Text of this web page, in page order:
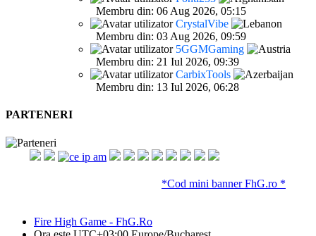
Membru din: 06 Aug 2026, 05:15
CrystalVibe
Membru din: 03 Aug 2026, 09:59
5GGMGaming
Membru din: 21 Iul 2026, 09:39
CarbixTools
Membru din: 13 Iul 2026, 06:28
PARTENERI
*Cod mini banner FhG.ro *
Fire High Game - FhG.Ro